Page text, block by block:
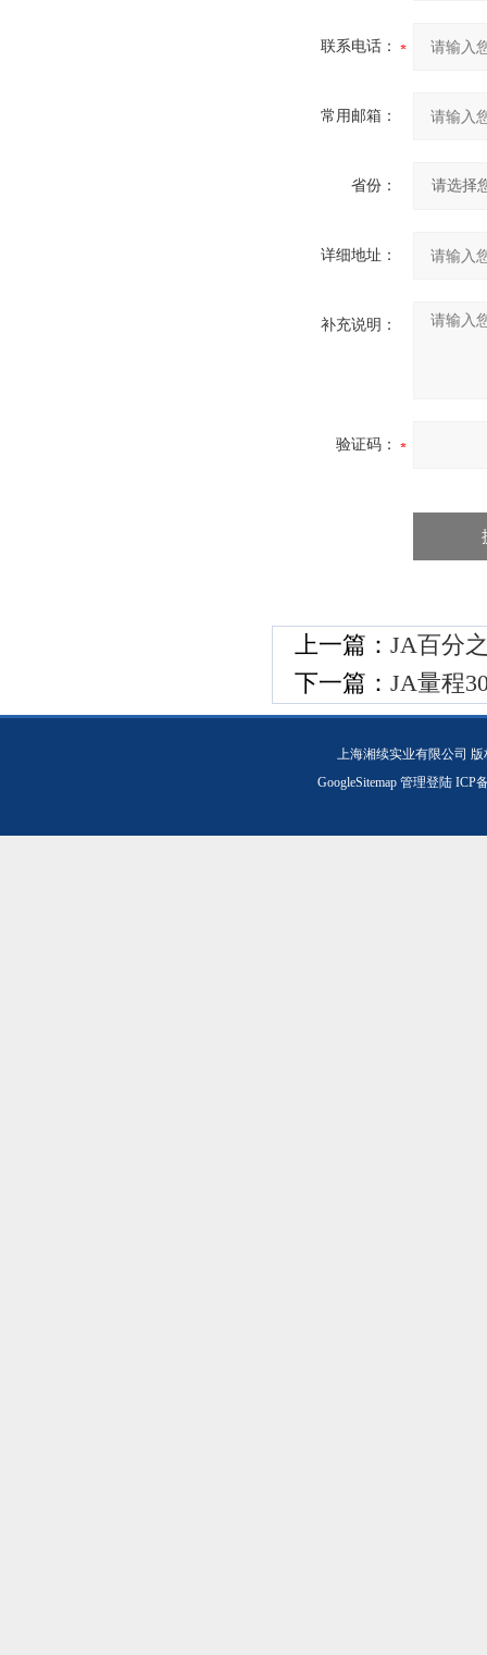
联系电话：
常用邮箱：
省份：
详细地址：
补充说明：
验证码：
上一篇： JA百分
下一篇： JA量程
上海湘续实业有限公司
GoogleSitemap 管理登陆ICP